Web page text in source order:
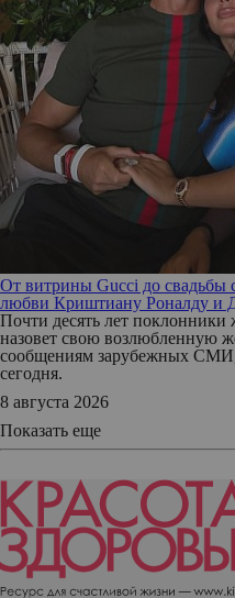
От витрины Gucci до свадьбы
любви Криштиану Роналду и
Почти десять лет поклонники
назовет свою возлюбленную
сообщениям зарубежных
сегодня.
8 августа 2026
Показать еще